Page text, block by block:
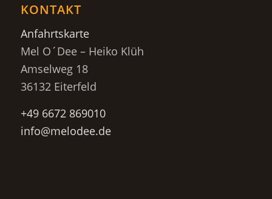
KONTAKT
Anfahrtskarte
Mel O´Dee – Heiko Klüh
Amselweg 18
36132 Eiterfeld
+49 6672 869010
info@melodee.de